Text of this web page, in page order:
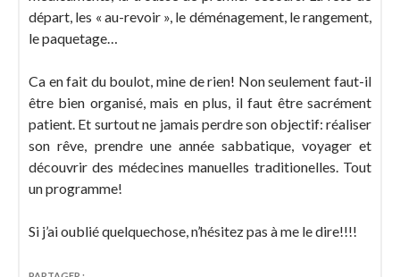
départ, les « au-revoir », le déménagement, le rangement,
le paquetage…
Ca en fait du boulot, mine de rien! Non seulement faut-il
être bien organisé, mais en plus, il faut être sacrément
patient. Et surtout ne jamais perdre son objectif: réaliser
son rêve, prendre une année sabbatique, voyager et
découvrir des médecines manuelles traditionelles. Tout
un programme!
Si j’ai oublié quelquechose, n’hésitez pas à me le dire!!!!